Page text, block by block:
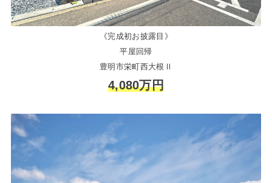
《完成初お披露目》
平屋回帰
豊明市栄町西大根Ⅱ
4,080万円